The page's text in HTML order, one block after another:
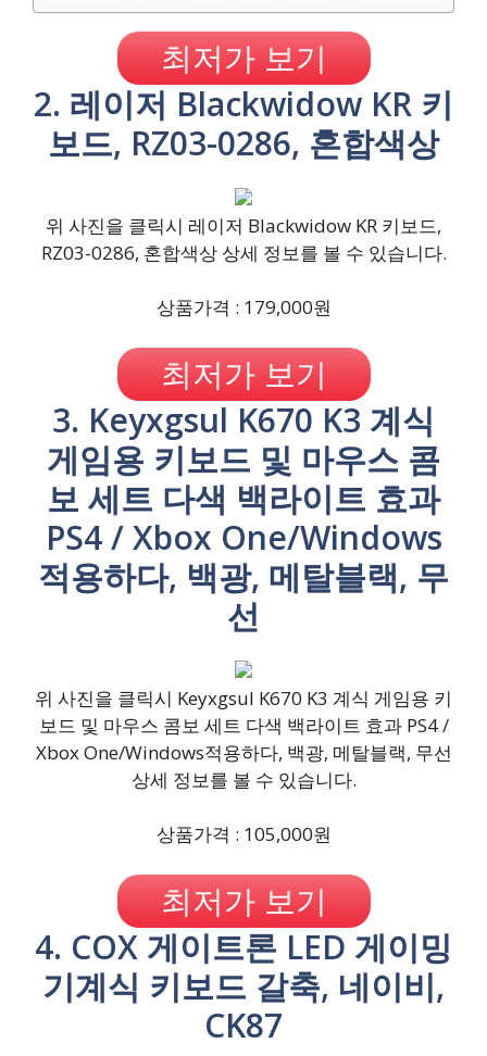
최저가 보기
2. 레이저 Blackwidow KR 키
보드, RZ03-0286, 혼합색상
위 사진을 클릭시 레이저 Blackwidow KR 키보드,
RZ03-0286, 혼합색상 상세 정보를 볼 수 있습니다.
상품가격 : 179,000원
최저가 보기
3. Keyxgsul K670 K3 계식
게임용 키보드 및 마우스 콤
보 세트 다색 백라이트 효과
PS4 / Xbox One/Windows
적용하다, 백광, 메탈블랙, 무
선
위 사진을 클릭시 Keyxgsul K670 K3 계식 게임용 키
보드 및 마우스 콤보 세트 다색 백라이트 효과 PS4 /
Xbox One/Windows적용하다, 백광, 메탈블랙, 무선
상세 정보를 볼 수 있습니다.
상품가격 : 105,000원
최저가 보기
4. COX 게이트론 LED 게이밍
기계식 키보드 갈축, 네이비,
CK87